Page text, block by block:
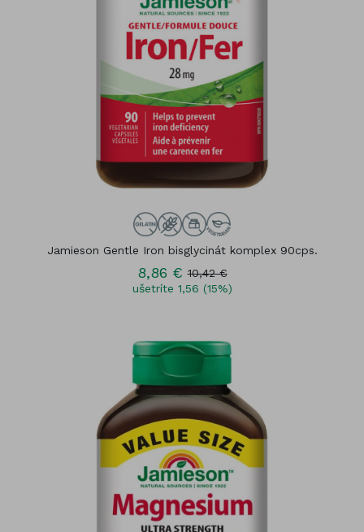
Jamieson Gentle Iron bisglycinát komplex 90cps.
8,86 € 10,42 €
ušetríte 1,56 (15%)